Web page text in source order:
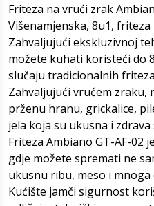
Friteza na vrući zrak
Višenamjenska, 8u1,
Zahvaljujući ekskluzivnoj
možete kuhati koristeći do
slučaju tradicionalnih
Zahvaljujući vrućem
prženu hranu, grickalice,
jela koja su ukusna i zdrava
Friteza Ambiano GT-AF-02
gdje možete spremati ne
ukusnu ribu, meso i mnoga
Kućište jamči sigurnost